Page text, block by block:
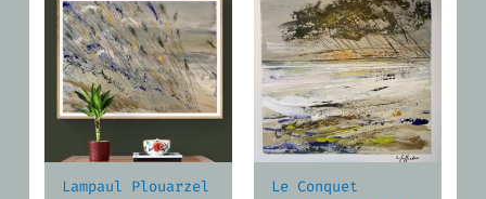
Lampaul Plouarzel
Le Conquet